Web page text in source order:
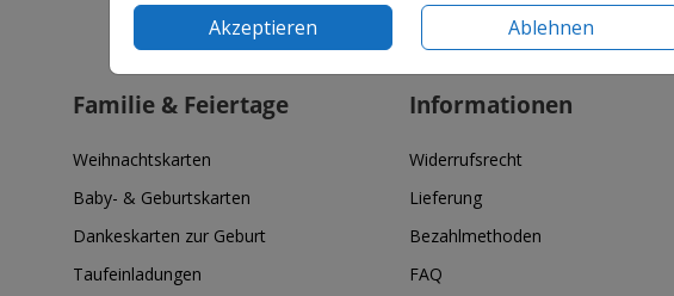
Akzeptieren Ablehnen
Preis:
Familie & Feiertage
Weihnachtskarten
Baby- & Geburtskarten
Dankeskarten zur Geburt
Taufeinladungen
Informationen
Widerrufsrecht
Lieferung
Bezahlmethoden
FAQ